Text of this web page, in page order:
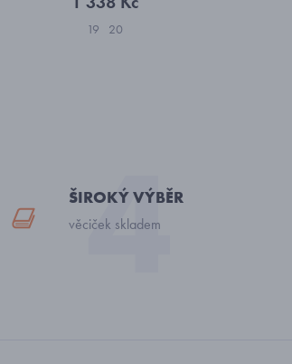
19 20
ŠIROKÝ VÝBĚR
věciček skladem